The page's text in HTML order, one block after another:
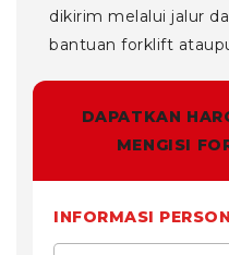
dikirim melalui jalur
bantuan forklift
DAPATKAN
MENGISI
INFORMASI